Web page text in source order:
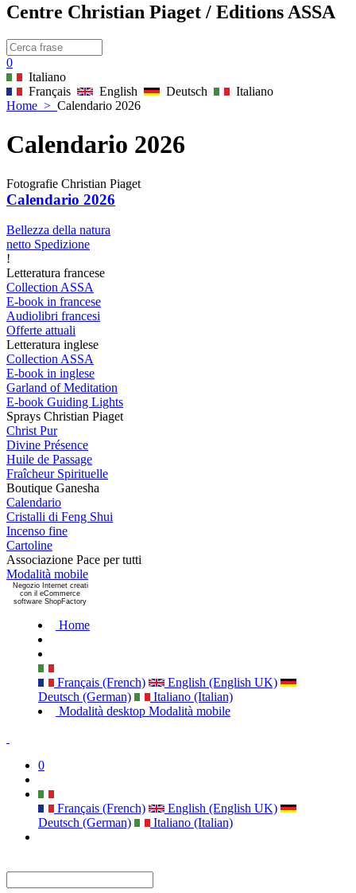
Centre Christian Piaget / Editions ASSA
0
Italiano
Français
English Deutsch
Italiano
Home > Calendario 2026
Calendario 2026
Fotografie Christian Piaget
Calendario 2026
Bellezza della natura
netto Spedizione
!
Letteratura francese
Collection ASSA
E-book in francese
Audiolibri francesi
Offerte attuali
Letteratura inglese
Collection ASSA
E-book in inglese
Garland of Meditation
E-book Guiding Lights
Sprays Christian Piaget
Christ Pur
Divine Présence
Huile de Passage
Fraîcheur Spirituelle
Boutique Ganesha
Calendario
Cristalli di Feng Shui
Incenso fine
Cartoline
Associazione Pace per tutti
Modalità mobile
Negozio Internet creati
con il eCommerce
software ShopFactory
Home
Français (French)
English (English UK)
Deutsch (German)
Italiano (Italian)
Modalità desktop Modalità mobile
0
Français (French)
English (English UK)
Deutsch (German)
Italiano (Italian)